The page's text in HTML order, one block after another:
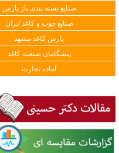
صنایع بسته بندی پاژ پارس
صنایع چوب و کاغذ ایران
پارس کاغذ مشهد
پیشگامان صنعت کاغذ
آماده تجارت